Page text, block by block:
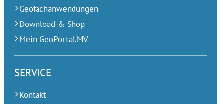
Geofachanwendungen
Download & Shop
Mein GeoPortal.MV
SERVICE
Kontakt